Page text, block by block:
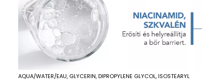
AQUA/WATER/EAU, GLYCERIN, DIPROPYLENE GLYCOL, ISOSTEARYL